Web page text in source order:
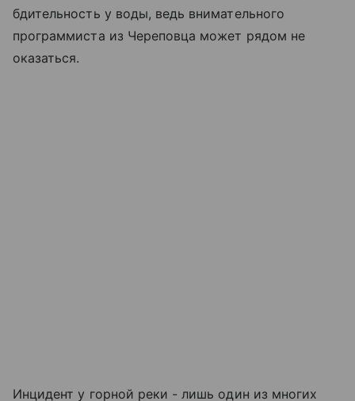
бдительность у воды, ведь внимательного
программиста из Череповца может рядом не
оказаться.
Инцидент у горной реки - лишь один из многих